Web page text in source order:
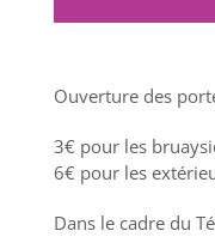
Ouverture des
3€ pour les
6€ pour les
Dans le cadre du